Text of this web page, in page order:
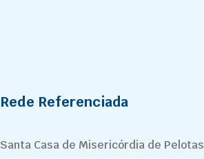
Rede Referenciada
Santa Casa de Misericórdia de Pelotas